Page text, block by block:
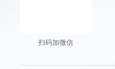
扫码加微信